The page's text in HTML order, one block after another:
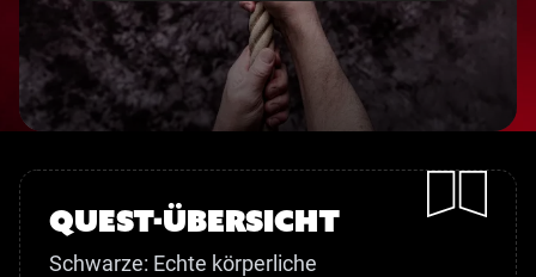
Superbanan
Quest-Übersicht
Schwarze: Echte körperliche